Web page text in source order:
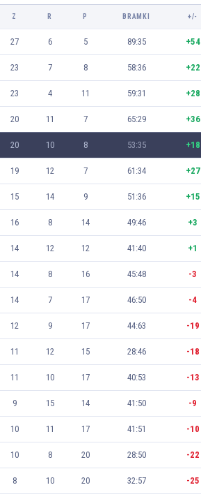
Z R P BRAMKI +/-
27 6 5 89:35 +54
23 7 8 58:36 +22
23 4 11 59:31 +28
20 11 7 65:29 +36
20 10 8 53:35 +18
19 12 7 61:34 +27
15 14 9 51:36 +15
16 8 14 49:46 +3
14 12 12 41:40 +1
14 8 16 45:48 -3
14 7 17 46:50 -4
12 9 17 44:63 -19
11 12 15 28:46 -18
11 10 17 40:53 -13
9 15 14 41:50 -9
10 11 17 41:51 -10
10 8 20 28:50 -22
8 10 20 32:57 -25